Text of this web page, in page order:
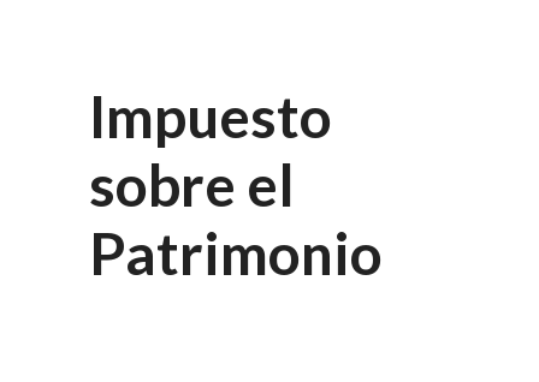
Impuesto
sobre el
Patrimonio